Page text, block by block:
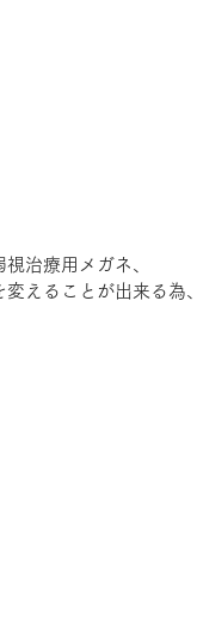
治療用メガネ、
えることが出来る為、